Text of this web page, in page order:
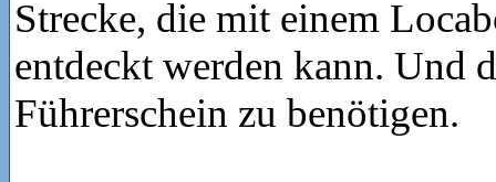
Strecke, die mit einem
entdeckt werden kann. Und
Führerschein zu benötigen.